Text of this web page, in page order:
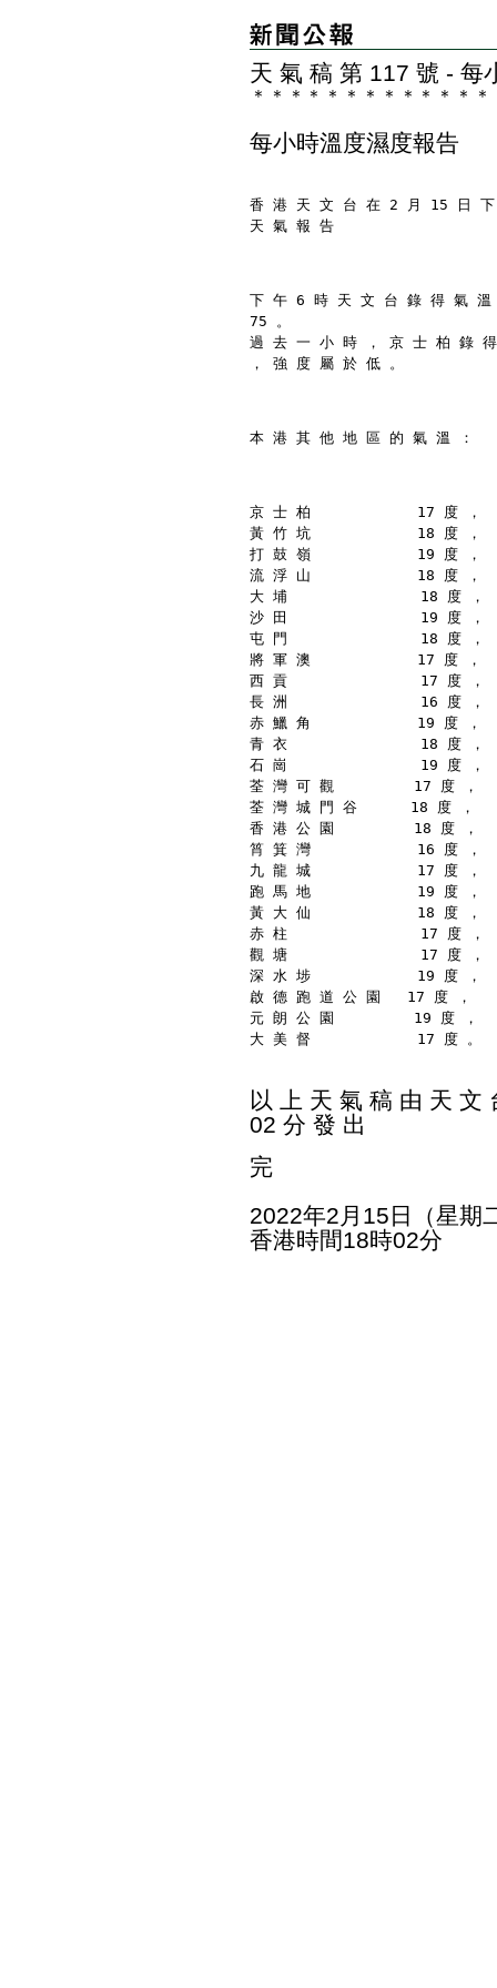
天 氣 稿 第 117 號 - 每
＊ ＊ ＊ ＊ ＊ ＊ ＊ ＊ ＊ ＊ ＊ ＊ ＊
每小時溫度濕度報告
香 港 天 文 台 在 2 月 15 日
天 氣 報 告
下 午 6 時 天 文 台 錄 得 氣
75 。
過 去 一 小 時 ， 京 士 柏 錄
， 強 度 屬 於 低 。
本 港 其 他 地 區 的 氣 溫 ：
京 士 柏            17 度 ，
黃 竹 坑            18 度 ，
打 鼓 嶺            19 度 ，
流 浮 山            18 度 ，
大 埔               18 度 ，
沙 田               19 度 ，
屯 門               18 度 ，
將 軍 澳            17 度 ，
西 貢               17 度 ，
長 洲               16 度 ，
赤 鱲 角            19 度 ，
青 衣               18 度 ，
石 崗               19 度 ，
荃 灣 可 觀         17 度 ，
荃 灣 城 門 谷      18 度 ，
香 港 公 園         18 度 ，
筲 箕 灣            16 度 ，
九 龍 城            17 度 ，
跑 馬 地            19 度 ，
黃 大 仙            18 度 ，
赤 柱               17 度 ，
觀 塘               17 度 ，
深 水 埗            19 度 ，
啟 德 跑 道 公 園   17 度 ，
元 朗 公 園         19 度 ，
大 美 督            17 度 。
以 上 天 氣 稿 由 天 文
02 分 發 出
完
2022年2月15日（星期
香港時間18時02分